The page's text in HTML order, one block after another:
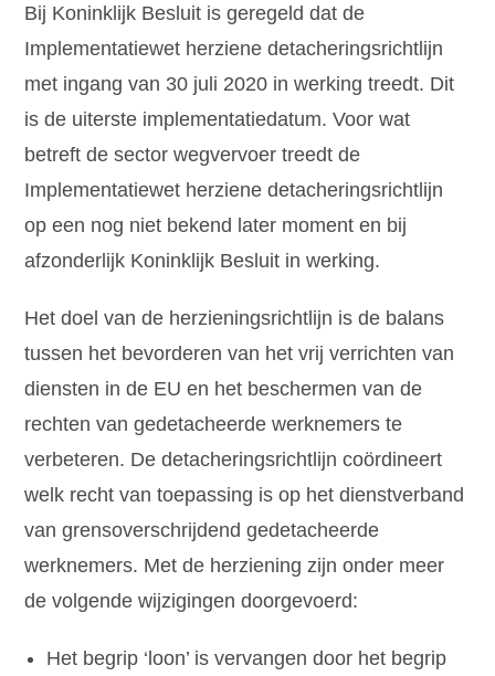
Bij Koninklijk Besluit is geregeld dat de
Implementatiewet herziene detacheringsrichtlijn
met ingang van 30 juli 2020 in werking treedt. Dit
is de uiterste implementatiedatum. Voor wat
betreft de sector wegvervoer treedt de
Implementatiewet herziene detacheringsrichtlijn
op een nog niet bekend later moment en bij
afzonderlijk Koninklijk Besluit in werking.
Het doel van de herzieningsrichtlijn is de balans
tussen het bevorderen van het vrij verrichten van
diensten in de EU en het beschermen van de
rechten van gedetacheerde werknemers te
verbeteren. De detacheringsrichtlijn coördineert
welk recht van toepassing is op het dienstverband
van grensoverschrijdend gedetacheerde
werknemers. Met de herziening zijn onder meer
de volgende wijzigingen doorgevoerd:
Het begrip ‘loon’ is vervangen door het begrip